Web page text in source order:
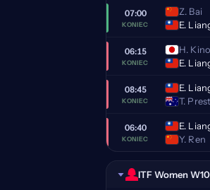
07:00
KONIEC
Z. Bai
E.
06:15
KONIEC
H.
E.
08:45
KONIEC
E.
T.
06:40
KONIEC
E.
Y. Ren
ITF Women